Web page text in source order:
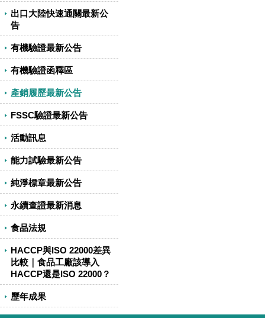
出口大陸快速通關最新公
告
有機驗證最新公告
有機驗證函釋區
產銷履歷最新公告
FSSC驗證最新公告
活動訊息
能力試驗最新公告
純淨標章最新公告
永續查證最新消息
食品法規
HACCP與ISO 22000差異
比較｜食品工廠該導入
HACCP還是ISO 22000？
歷年成果